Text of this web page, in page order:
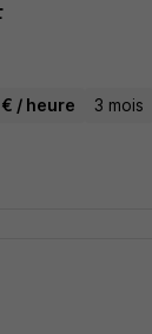
€ / heure 3 mois